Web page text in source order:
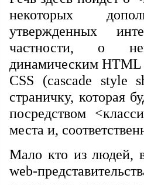
некоторых
утвержденных
частности, о
динамическим
CSS (cascade style
страничку, которая
посредством
места и,
Мало кто из людей,
web-